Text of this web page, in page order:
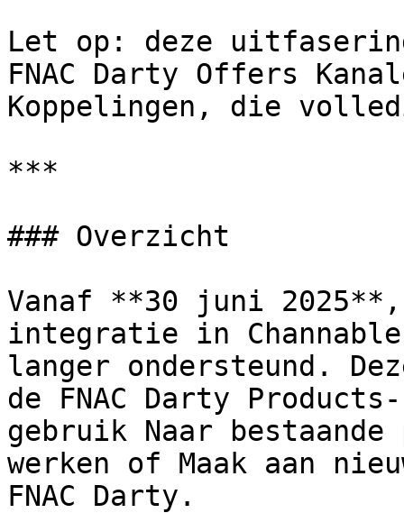
Let op: deze
FNAC Darty Offers
Koppelingen, die
***
### Overzicht
Vanaf **30 juni 2025**,
integratie in
langer ondersteund.
de FNAC Darty
gebruik Naar
werken of Maak aan
FNAC Darty.